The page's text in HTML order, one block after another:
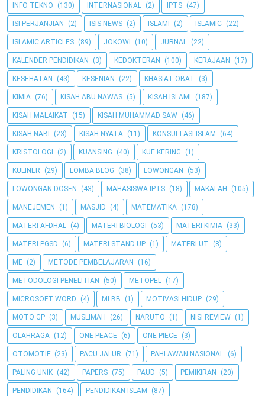
INFO TEKNO (130) INTERNASIONAL (2) IPTS (47)
ISI PERJANJIAN (2) ISIS NEWS (2) ISLAMI (2) ISLAMIC (22)
ISLAMIC ARTICLES (89) JOKOWI (10) JURNAL (22)
KALENDER PENDIDIKAN (3) KEDOKTERAN (100) KERAJAAN (17)
KESEHATAN (43) KESENIAN (22) KHASIAT OBAT (3)
KIMIA (76) KISAH ABU NAWAS (5) KISAH ISLAMI (187)
KISAH MALAIKAT (15) KISAH MUHAMMAD SAW (46)
KISAH NABI (23) KISAH NYATA (11) KONSULTASI ISLAM (64)
KRISTOLOGI (2) KUANSING (40) KUE KERING (1)
KULINER (29) LOMBA BLOG (38) LOWONGAN (53)
LOWONGAN DOSEN (43) MAHASISWA IPTS (18) MAKALAH (105)
MANEJEMEN (1) MASJID (4) MATEMATIKA (178)
MATERI AFDHAL (4) MATERI BIOLOGI (53) MATERI KIMIA (33)
MATERI PGSD (6) MATERI STAND UP (1) MATERI UT (8)
ME (2) METODE PEMBELAJARAN (16)
METODOLOGI PENELITIAN (50) METOPEL (17)
MICROSOFT WORD (4) MLBB (1) MOTIVASI HIDUP (29)
MOTO GP (3) MUSLIMAH (26) NARUTO (1) NISI REVIEW (1)
OLAHRAGA (12) ONE PEACE (6) ONE PIECE (3)
OTOMOTIF (23) PACU JALUR (71) PAHLAWAN NASIONAL (6)
PALING UNIK (42) PAPERS (75) PAUD (5) PEMIKIRAN (20)
PENDIDIKAN (164) PENDIDIKAN ISLAM (87)